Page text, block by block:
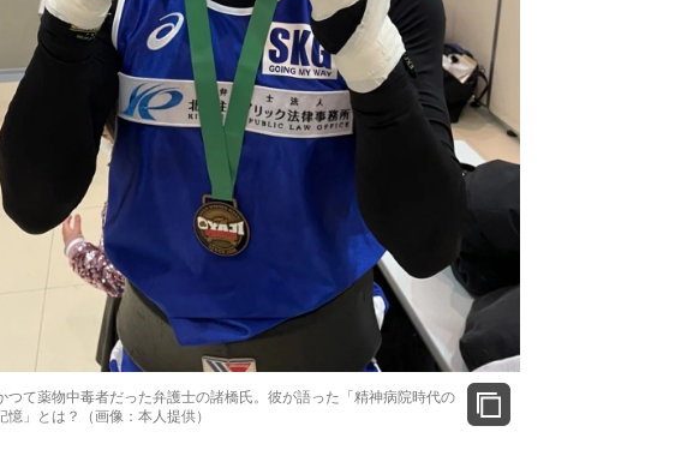
つて薬物中毒者だった弁護士の諸橋氏。彼が語った「精神病院時代の
憶」とは？（画像：本人提供）